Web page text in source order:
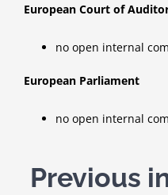
European Court of
no open internal
European Parliament
no open internal
Previous